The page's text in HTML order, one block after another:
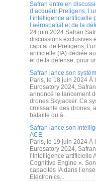
Safran entre en
d’acquérir Preligens,
l’intelligence artificielle
l’aérospatial et de la
24 juin 2024 Safran
discussions exclusives
capital de Preligens,
artificielle (IA) dédiée
et de la défense, pour
Safran lance son
Paris, le 18 juin 2024 À
Eurosatory 2024,
annoncé le lancement
drones Skyjacker. Ce
croissante des drones,
bataille qu’à...
Safran lance son
ACE
Paris, le 19 juin 2024 À
Eurosatory 2024,
l’intelligence artificielle
Cognitive Engine ».
capacités IA dans
Electronics...